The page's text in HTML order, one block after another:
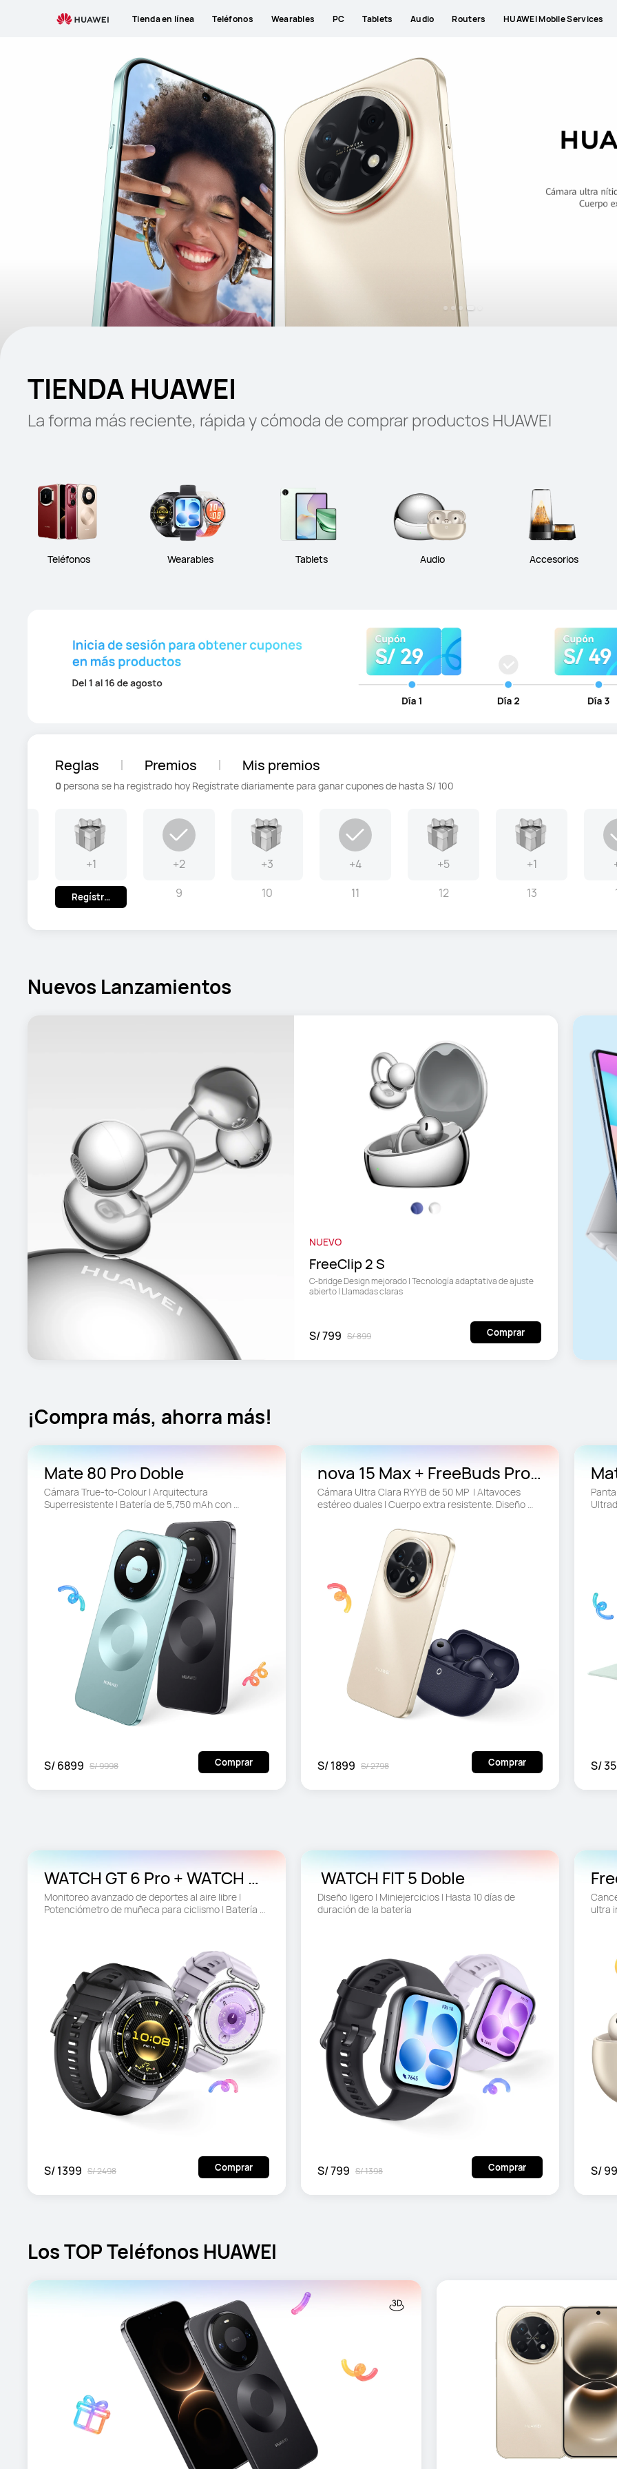
Tienda en línea Teléfonos Wearables PC Tablets Audio Routers HUAWEI Mobile Services
TIENDA HUAWEI
La forma más reciente, rápida y cómoda de comprar productos HUAWEI
Teléfonos Wearables Tablets Audio Accesorios
Reglas Premios Mis premios
0 persona se ha registrado hoy Regístrate diariamente para ganar cupones de hasta S/ 100
+1
Regístrate
+2
9
+3
10
+4
11
+5
12
+1
13
Nuevos Lanzamientos
NUEVO
C-bridge Design mejorado | Tecnología adaptativa de ajuste
abierto | Llamadas claras
S/ 799 S/ 899 Comprar
¡Compra más, ahorra más!
Mate 80 Pro Doble
Cámara True-to-Colour | Arquitectura
Superresistente | Batería de 5,750 mAh con
S/ 6899 S/ 9998 Comprar
nova 15 Max + FreeBuds Pro
5
Cámara Ultra Clara RYYB de 50 MP  | Altavoces
estéreo duales | Cuerpo extra resistente. Diseño
S/ 1899 S/ 2798 Comprar S/
WATCH GT 6 Pro + WATCH GT
6
Monitoreo avanzado de deportes al aire libre |
Potenciómetro de muñeca para ciclismo | Batería
S/ 1399 S/ 2498 Comprar
WATCH FIT 5 Doble
Diseño ligero | Miniejercicios | Hasta 10 días de
duración de la batería
S/ 799 S/ 1398 Comprar
ultra
S/
Los TOP Teléfonos HUAWEI